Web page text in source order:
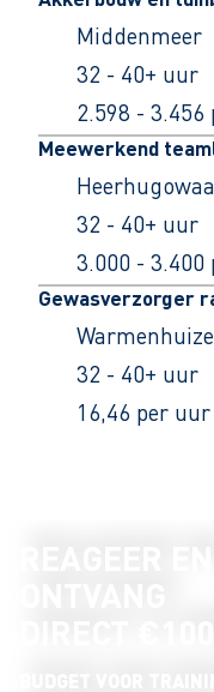
Middenmeer
32 - 40+ uur
2.598 -
Meewerkend
32 - 40+ uur
3.000 -
Gewasverzorger
32 - 40+ uur
16,46 per uur